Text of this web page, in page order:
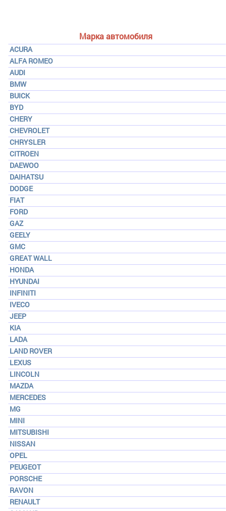
Марка автомобиля
ACURA
ALFA ROMEO
AUDI
BMW
BUICK
BYD
CHERY
CHEVROLET
CHRYSLER
CITROEN
DAEWOO
DAIHATSU
DODGE
FIAT
FORD
GAZ
GEELY
GMC
GREAT WALL
HONDA
HYUNDAI
INFINITI
IVECO
JEEP
KIA
LADA
LAND ROVER
LEXUS
LINCOLN
MAZDA
MERCEDES
MG
MINI
MITSUBISHI
NISSAN
OPEL
PEUGEOT
PORSCHE
RAVON
RENAULT